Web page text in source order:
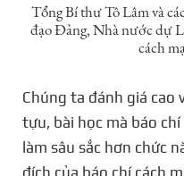
Tổng Bí thư Tô Lâm và
đạo Đảng, Nhà nước dự
cách
Chúng ta đánh giá cao
tựu, bài học mà báo
làm sâu sắc hơn chức